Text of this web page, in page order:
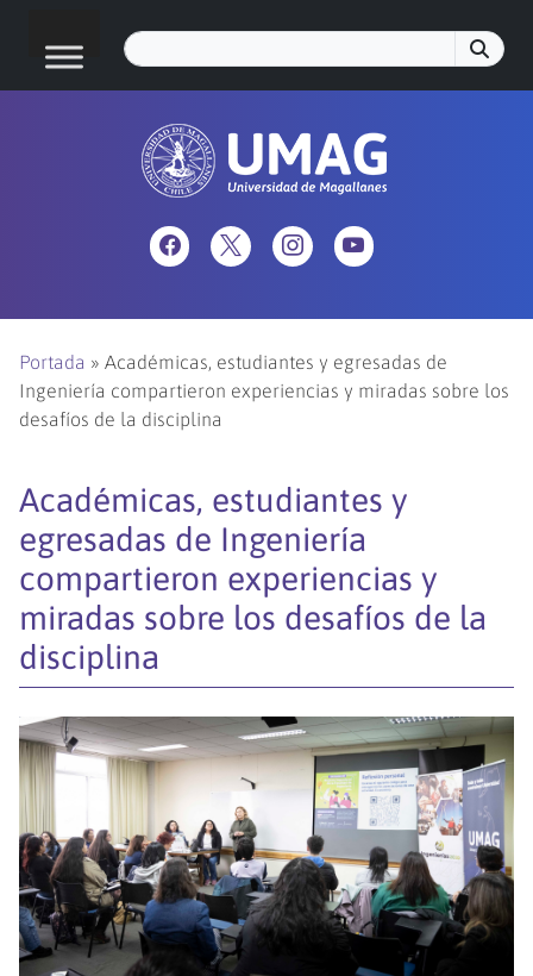
Portada » Académicas, estudiantes y egresadas de
Ingeniería compartieron experiencias y miradas sobre los
desafíos de la disciplina
Académicas, estudiantes y
egresadas de Ingeniería
compartieron experiencias y
miradas sobre los desafíos de la
disciplina